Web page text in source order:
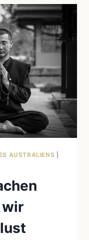
AUSTRALIENS
wir